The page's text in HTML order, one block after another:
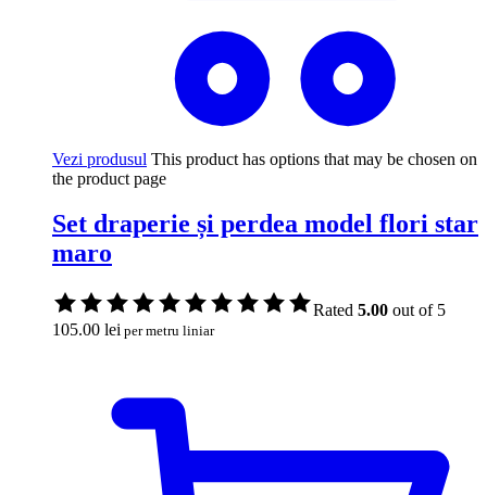
Vezi produsul This product has options that may be chosen on
the product page
Set draperie și perdea model flori star
maro
Rated 5.00 out of 5
105.00 lei per metru liniar